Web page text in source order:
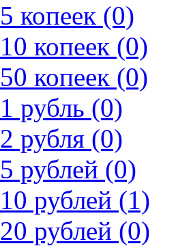
5 копеек (0)
10 копеек (0)
50 копеек (0)
1 рубль (0)
2 рубля (0)
5 рублей (0)
10 рублей (1)
20 рублей (0)